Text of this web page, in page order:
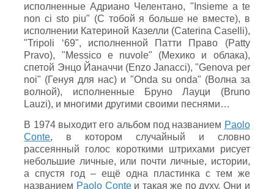
исполненные Адриано Челентано, "Insieme a te
non ci sto piu" (С тобой я больше не вместе), в
исполнении Катериной Казелли (Caterina Caselli),
"Tripoli ‘69", исполненной Патти Право (Patty
Pravo), "Messico e nuvole" (Мехико и облака),
спетой Энцо Йаначчи (Enzo Janacci), "Genova per
noi" (Генуя для нас) и "Onda su onda" (Волна за
волной), исполненные Бруно Лауци (Bruno
Lauzi), и многими другими своими песнями…
В 1974 выходит его альбом под названием Paolo
Conte, в котором случайный и словно
рассеянный голос короткими штрихами рисует
небольшие личные, или почти личные, истории,
а спустя год – ещё одна пластинка с тем же
названием Paolo Conteи такая же по духу. Они и